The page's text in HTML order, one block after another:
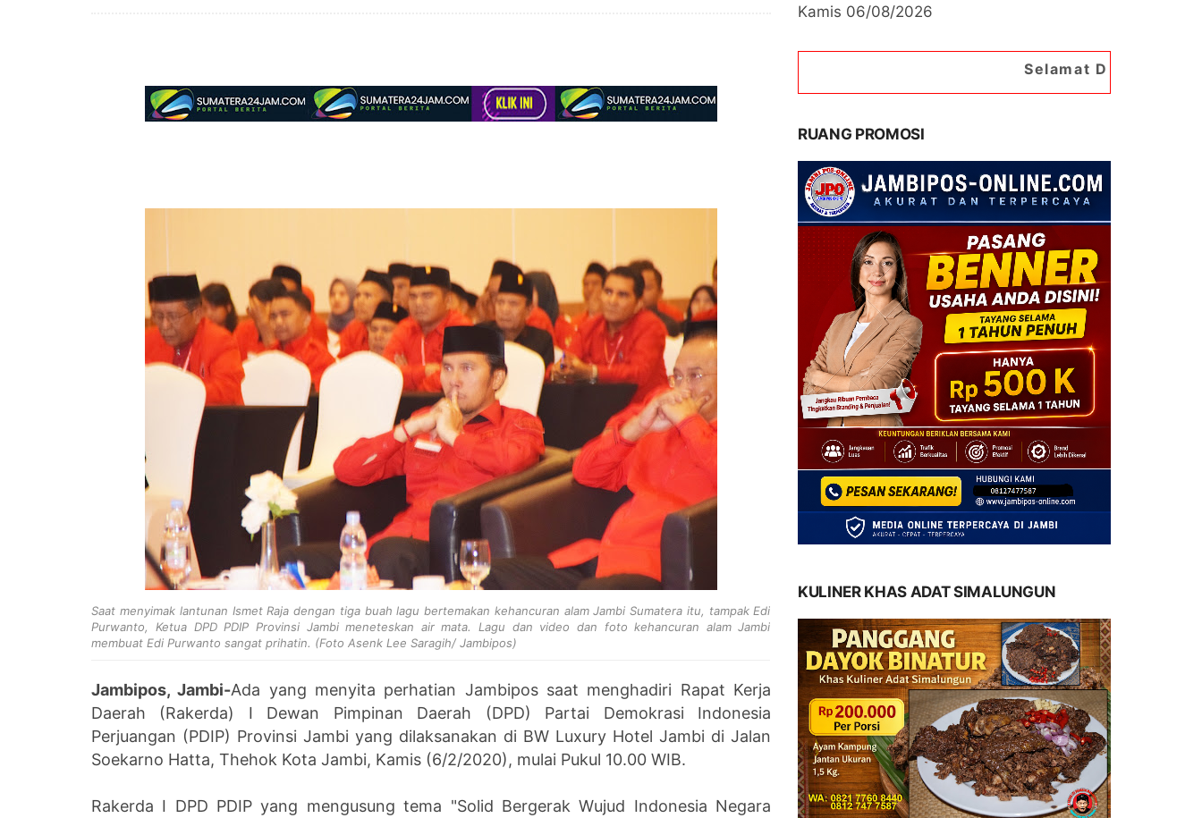
Saat menyimak lantunan Ismet Raja dengan tiga buah lagu bertemakan kehancuran alam Jambi Sumatera itu, tampak Edi
Purwanto, Ketua DPD PDIP Provinsi Jambi meneteskan air mata. Lagu dan video dan foto kehancuran alam Jambi
membuat Edi Purwanto sangat prihatin. (Foto Asenk Lee Saragih/ Jambipos)
Jambipos, Jambi-Ada yang menyita perhatian Jambipos saat menghadiri Rapat Kerja
Daerah (Rakerda) I Dewan Pimpinan Daerah (DPD) Partai Demokrasi Indonesia
Perjuangan (PDIP) Provinsi Jambi yang dilaksanakan di BW Luxury Hotel Jambi di Jalan
Soekarno Hatta, Thehok Kota Jambi, Kamis (6/2/2020), mulai Pukul 10.00 WIB.
Rakerda I DPD PDIP yang mengusung tema "Solid Bergerak Wujud Indonesia Negara
Kamis 06/08/2026
Selamat Datang di Portal Berita
RUANG PROMOSI
KULINER KHAS ADAT SIMALUNGUN